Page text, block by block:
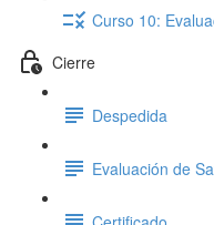
Curso 10:
Cierre
Despedida
Evaluación de